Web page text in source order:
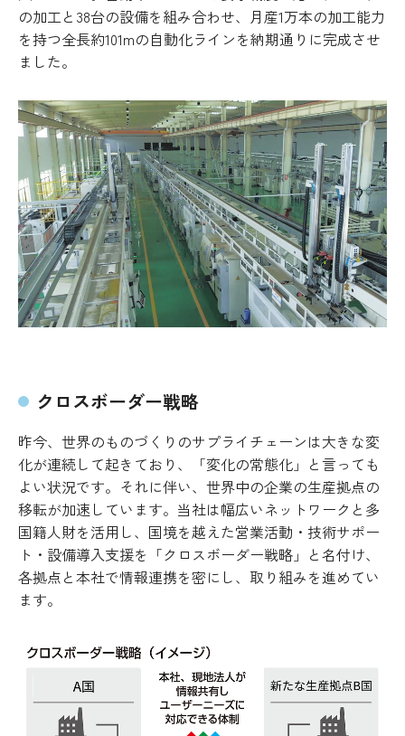
の加工と38台の設備を組み合わせ、月産1万本の加工能力
を持つ全長約101mの自動化ラインを納期通りに完成させ
ました。
クロスボーダー戦略
昨今、世界のものづくりのサプライチェーンは大きな変
化が連続して起きており、「変化の常態化」と言っても
よい状況です。それに伴い、世界中の企業の生産拠点の
移転が加速しています。当社は幅広いネットワークと多
国籍人財を活用し、国境を越えた営業活動・技術サポー
ト・設備導入支援を「クロスボーダー戦略」と名付け、
各拠点と本社で情報連携を密にし、取り組みを進めてい
ます。